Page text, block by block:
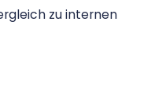
zu internen